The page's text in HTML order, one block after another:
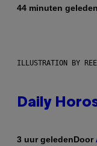
44 minuten geleden
ILLUSTRATION BY
Daily
3 uur geledenDoor